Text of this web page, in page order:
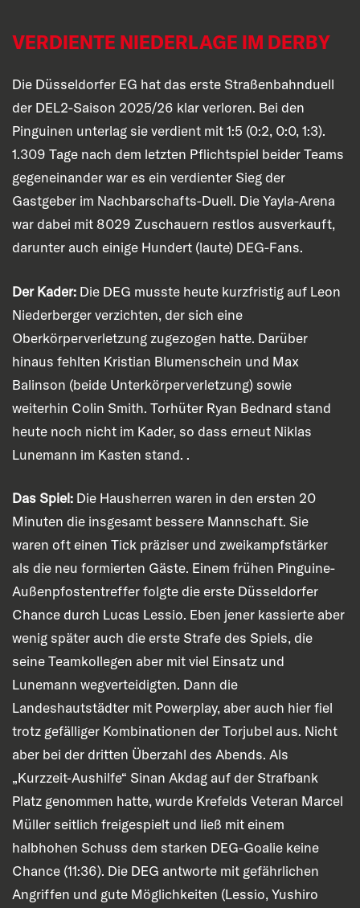
VERDIENTE NIEDERLAGE IM DERBY
Die Düsseldorfer EG hat das erste Straßenbahnduell
der DEL2-Saison 2025/26 klar verloren. Bei den
Pinguinen unterlag sie verdient mit 1:5 (0:2, 0:0, 1:3).
1.309 Tage nach dem letzten Pflichtspiel beider Teams
gegeneinander war es ein verdienter Sieg der
Gastgeber im Nachbarschafts-Duell. Die Yayla-Arena
war dabei mit 8029 Zuschauern restlos ausverkauft,
darunter auch einige Hundert (laute) DEG-Fans.
Der Kader: Die DEG musste heute kurzfristig auf Leon
Niederberger verzichten, der sich eine
Oberkörperverletzung zugezogen hatte. Darüber
hinaus fehlten Kristian Blumenschein und Max
Balinson (beide Unterkörperverletzung) sowie
weiterhin Colin Smith. Torhüter Ryan Bednard stand
heute noch nicht im Kader, so dass erneut Niklas
Lunemann im Kasten stand. .
Das Spiel: Die Hausherren waren in den ersten 20
Minuten die insgesamt bessere Mannschaft. Sie
waren oft einen Tick präziser und zweikampfstärker
als die neu formierten Gäste. Einem frühen Pinguine-
Außenpfostentreffer folgte die erste Düsseldorfer
Chance durch Lucas Lessio. Eben jener kassierte aber
wenig später auch die erste Strafe des Spiels, die
seine Teamkollegen aber mit viel Einsatz und
Lunemann wegverteidigten. Dann die
Landeshautstädter mit Powerplay, aber auch hier fiel
trotz gefälliger Kombinationen der Torjubel aus. Nicht
aber bei der dritten Überzahl des Abends. Als
„Kurzzeit-Aushilfe“ Sinan Akdag auf der Strafbank
Platz genommen hatte, wurde Krefelds Veteran Marcel
Müller seitlich freigespielt und ließ mit einem
halbhohen Schuss dem starken DEG-Goalie keine
Chance (11:36). Die DEG antworte mit gefährlichen
Angriffen und gute Möglichkeiten (Lessio, Yushiro